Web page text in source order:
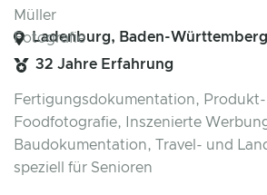
Ladenburg, Baden-Württemberg
32 Jahre Erfahrung
Fertigungsdokumentation,
Foodfotografie, Inszenierte
Baudokumentation, Travel- und
speziell für Senioren